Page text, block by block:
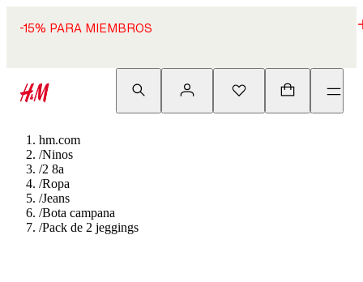
-15% PARA MIEMBROS
hm.com
/Ninos
/2 8a
/Ropa
/Jeans
/Bota campana
/Pack de 2 jeggings